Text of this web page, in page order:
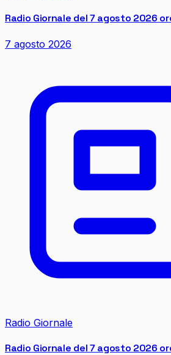
Radio Giornale del 7 agosto 2026
7 agosto 2026
Radio Giornale
Radio Giornale del 7 agosto 2026